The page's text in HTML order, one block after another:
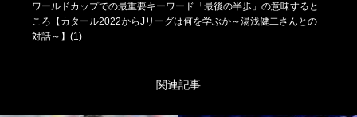
ワールドカップでの最重要キーワード「最後の半歩」の意味すると
ころ【カタール2022からJリーグは何を学ぶか～湯浅健二さんとの
対話～】(1)
関連記事